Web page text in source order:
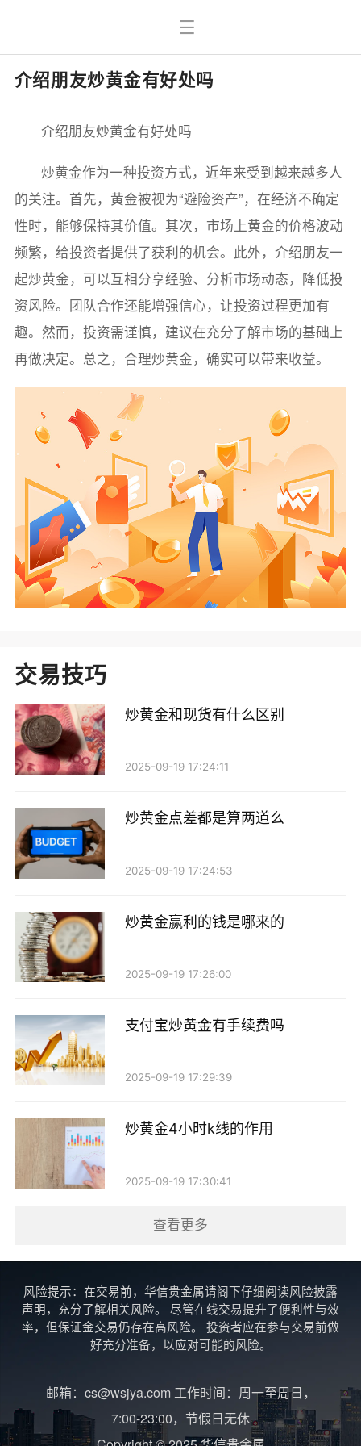
介绍朋友炒黄金有好处吗
介绍朋友炒黄金有好处吗
炒黄金作为一种投资方式，近年来受到越来越多人
的关注。首先，黄金被视为“避险资产”，在经济不确定
性时，能够保持其价值。其次，市场上黄金的价格波动
频繁，给投资者提供了获利的机会。此外，介绍朋友一
起炒黄金，可以互相分享经验、分析市场动态，降低投
资风险。团队合作还能增强信心，让投资过程更加有
趣。然而，投资需谨慎，建议在充分了解市场的基础上
再做决定。总之，合理炒黄金，确实可以带来收益。
交易技巧
炒黄金和现货有什么区别
2025-09-19 17:24:11
炒黄金点差都是算两道么
2025-09-19 17:24:53
炒黄金赢利的钱是哪来的
2025-09-19 17:26:00
支付宝炒黄金有手续费吗
2025-09-19 17:29:39
炒黄金4小时k线的作用
2025-09-19 17:30:41
查看更多
风险提示：在交易前，华信贵金属请阁下仔细阅读风险披露
声明，充分了解相关风险。 尽管在线交易提升了便利性与效
率，但保证金交易仍存在高风险。 投资者应在参与交易前做
好充分准备，以应对可能的风险。
邮箱：cs@wsjya.com 工作时间：周一至周日，
7:00-23:00，节假日无休